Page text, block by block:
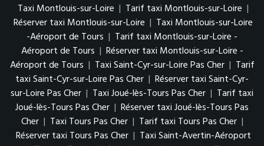
Taxi Montlouis-sur-Loire | Tarif taxi Montlouis-sur-Loire |
Réserver taxi Montlouis-sur-Loire | Taxi Montlouis-sur-Loire
-Aéroport de Tours | Tarif taxi Montlouis-sur-Loire -
Aéroport de Tours | Réserver taxi Montlouis-sur-Loire -
Aéroport de Tours | Taxi Saint-Cyr-sur-Loire Pas Cher | Tarif
taxi Saint-Cyr-sur-Loire Pas Cher | Réserver taxi Saint-Cyr-
sur-Loire Pas Cher | Taxi Joué-lès-Tours Pas Cher | Tarif taxi
Joué-lès-Tours Pas Cher | Réserver taxi Joué-lès-Tours Pas
Cher | Taxi Tours Pas Cher | Tarif taxi Tours Pas Cher |
Réserver taxi Tours Pas Cher | Taxi Saint-Avertin-Aéroport